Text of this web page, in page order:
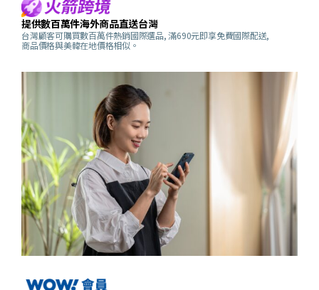
提供數百萬件海外商品直送台灣
台灣顧客可購買數百萬件熱銷國際選品, 滿690元即享免費國際配送,
商品價格與美韓在地價格相似。